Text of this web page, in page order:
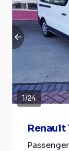
1/24
Renault